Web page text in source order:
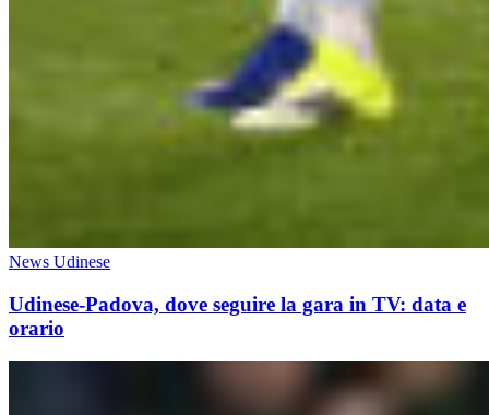
News Udinese
Udinese-Padova, dove seguire la gara in TV: data e
orario